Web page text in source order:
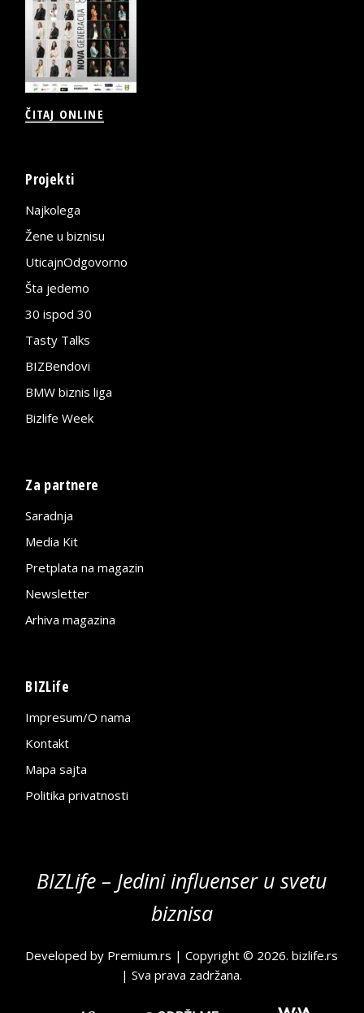
ČITAJ ONLINE
Projekti
Najkolega
Žene u biznisu
UticajnOdgovorno
Šta jedemo
30 ispod 30
Tasty Talks
BIZBendovi
BMW biznis liga
Bizlife Week
Za partnere
Saradnja
Media Kit
Pretplata na magazin
Newsletter
Arhiva magazina
BIZLife
Impresum/O nama
Kontakt
Mapa sajta
Politika privatnosti
BIZLife – Jedini influenser u svetu
biznisa
Developed by Premium.rs | Copyright © 2026.bizlife.rs
| Sva prava zadržana.